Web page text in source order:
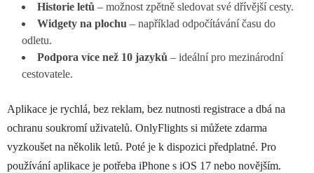
Historie letů – možnost zpětně sledovat své dřívější cesty.
Widgety na plochu – například odpočítávání času do
odletu.
Podpora více než 10 jazyků – ideální pro mezinárodní
cestovatele.
Aplikace je rychlá, bez reklam, bez nutnosti registrace a dbá na
ochranu soukromí uživatelů. OnlyFlights si můžete zdarma
vyzkoušet na několik letů. Poté je k dispozici předplatné. Pro
používání aplikace je potřeba iPhone s iOS 17 nebo novějším.